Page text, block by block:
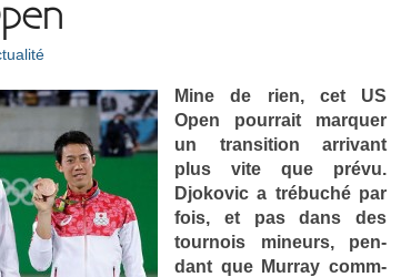
Mine de rien, cet US
Open pour­rait mar­qu­er
un trans­i­tion ar­rivant
plus vite que prévu.
Djokovic a trébuché par
fois, et pas dans des
tour­nois mineurs, pen­
dant que Mur­ray com­m­